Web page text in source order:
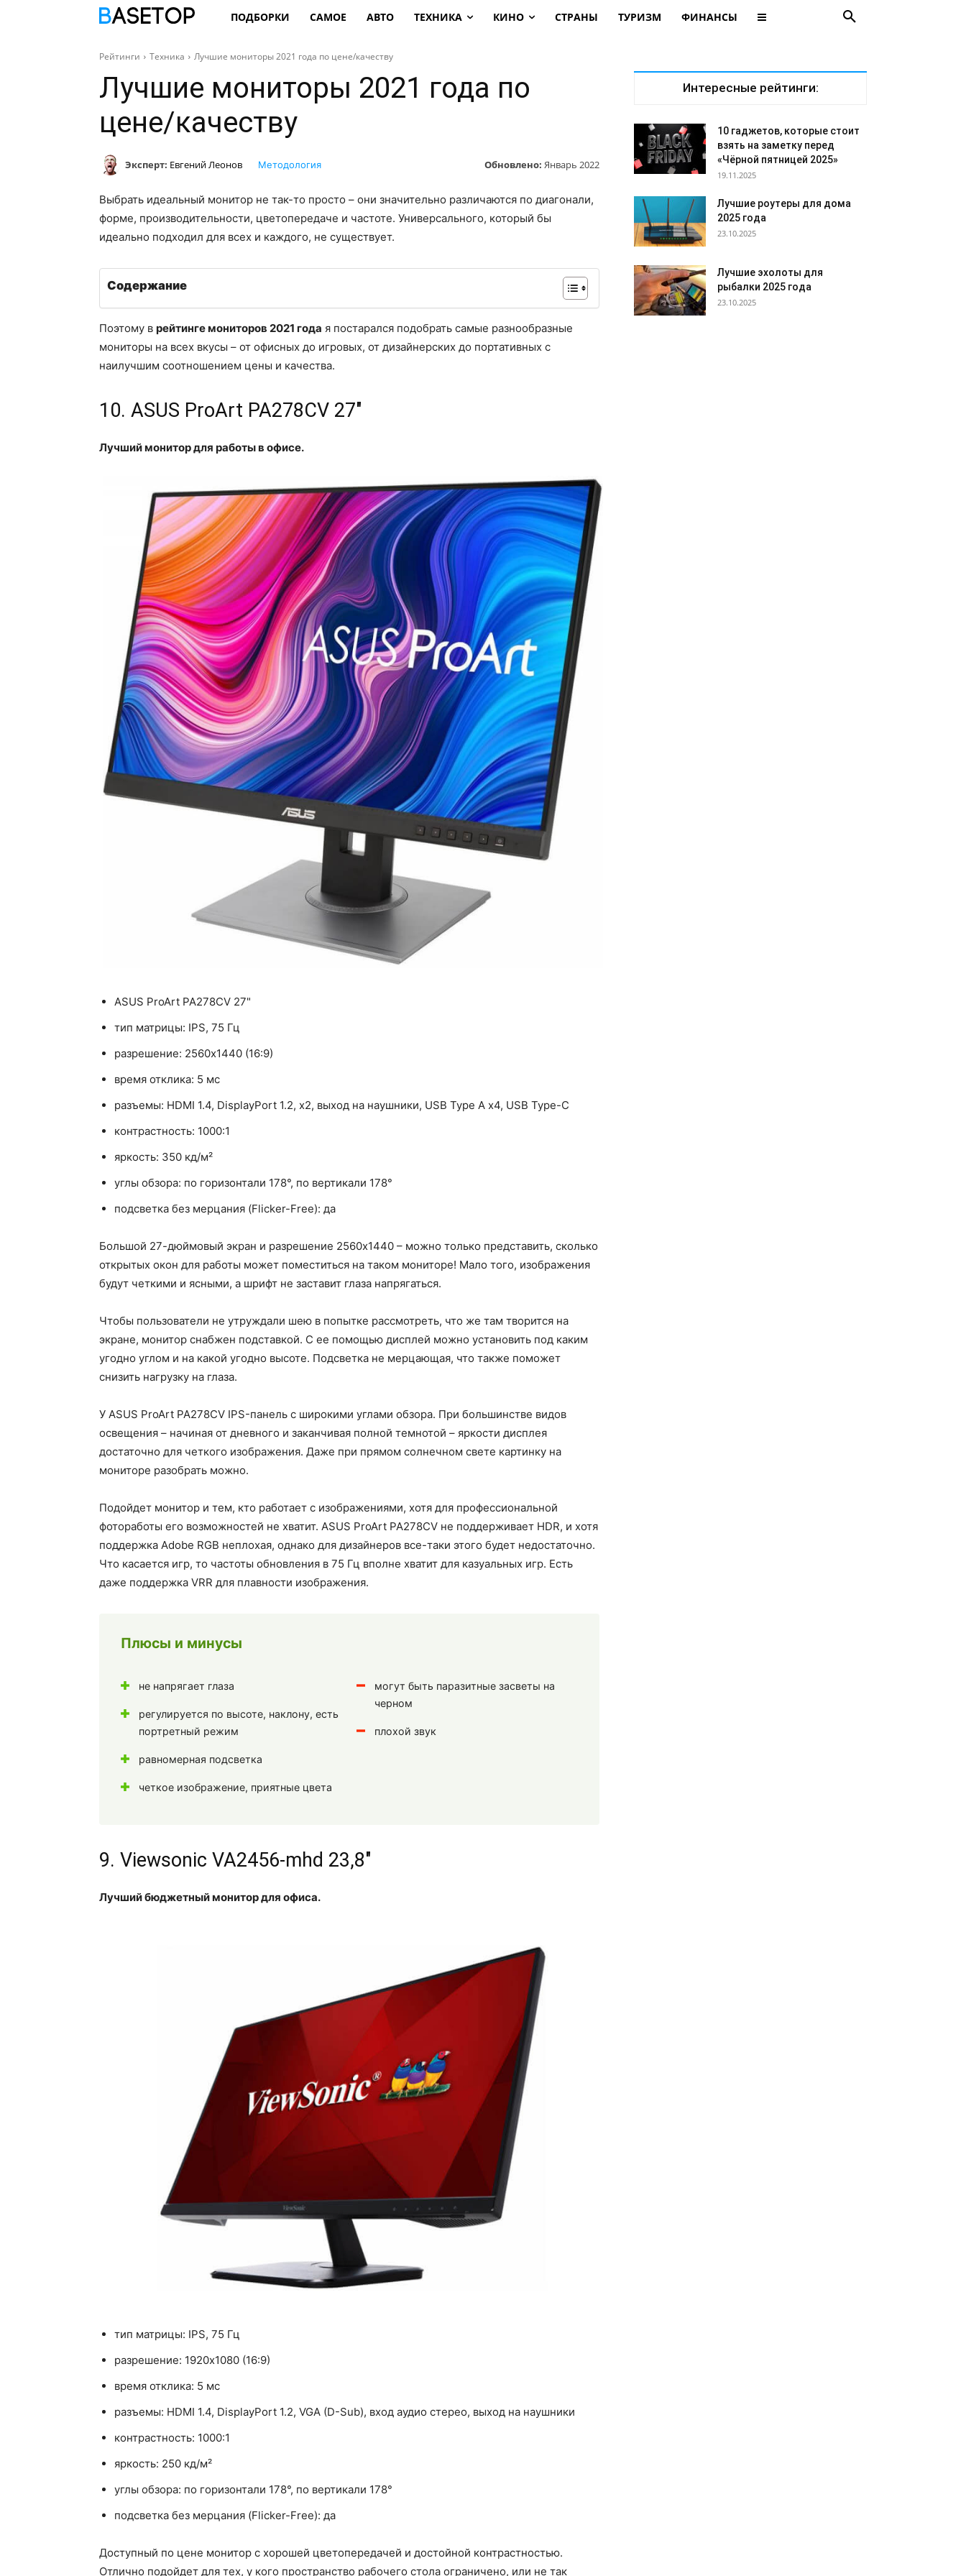
ПОДБОРКИ САМОЕ АВТО ТЕХНИКА КИНО СТРАНЫ ТУРИЗМ ФИНАНСЫ
Рейтинги Техника Лучшие мониторы 2021 года по цене/качеству
Лучшие мониторы 2021 года по
цене/качеству
Эксперт: Евгений Леонов Обновлено: Январь 2022
Методология
Выбрать идеальный монитор не так-то просто – они значительно различаются по диагонали,
форме, производительности, цветопередаче и частоте. Универсального, который бы
идеально подходил для всех и каждого, не существует.
Содержание
Поэтому в рейтинге мониторов 2021 года я постарался подобрать самые разнообразные
мониторы на всех вкусы – от офисных до игровых, от дизайнерских до портативных с
наилучшим соотношением цены и качества.
10. ASUS ProArt PA278CV 27"
Лучший монитор для работы в офисе.
ASUS ProArt PA278CV 27"
тип матрицы: IPS, 75 Гц
разрешение: 2560x1440 (16:9)
время отклика: 5 мс
разъемы: HDMI 1.4, DisplayPort 1.2, x2, выход на наушники, USB Type A x4, USB Type-C
контрастность: 1000:1
яркость: 350 кд/м²
углы обзора: по горизонтали 178°, по вертикали 178°
подсветка без мерцания (Flicker-Free): да
Большой 27-дюймовый экран и разрешение 2560х1440 – можно только представить, сколько
открытых окон для работы может поместиться на таком мониторе! Мало того, изображения
будут четкими и ясными, а шрифт не заставит глаза напрягаться.
Чтобы пользователи не утруждали шею в попытке рассмотреть, что же там творится на
экране, монитор снабжен подставкой. С ее помощью дисплей можно установить под каким
угодно углом и на какой угодно высоте. Подсветка не мерцающая, что также поможет
снизить нагрузку на глаза.
У ASUS ProArt PA278CV IPS-панель с широкими углами обзора. При большинстве видов
освещения – начиная от дневного и заканчивая полной темнотой – яркости дисплея
достаточно для четкого изображения. Даже при прямом солнечном свете картинку на
мониторе разобрать можно.
Подойдет монитор и тем, кто работает с изображениями, хотя для профессиональной
фотоработы его возможностей не хватит. ASUS ProArt PA278CV не поддерживает HDR, и хотя
поддержка Adobe RGB неплохая, однако для дизайнеров все-таки этого будет недостаточно.
Что касается игр, то частоты обновления в 75 Гц вполне хватит для казуальных игр. Есть
даже поддержка VRR для плавности изображения.
Плюсы и минусы
не напрягает глаза
регулируется по высоте, наклону, есть
портретный режим
равномерная подсветка
четкое изображение, приятные цвета
могут быть паразитные засветы на
черном
плохой звук
9. Viewsonic VA2456-mhd 23,8"
Лучший бюджетный монитор для офиса.
тип матрицы: IPS, 75 Гц
разрешение: 1920x1080 (16:9)
время отклика: 5 мс
разъемы: HDMI 1.4, DisplayPort 1.2, VGA (D-Sub), вход аудио стерео, выход на наушники
контрастность: 1000:1
яркость: 250 кд/м²
углы обзора: по горизонтали 178°, по вертикали 178°
подсветка без мерцания (Flicker-Free): да
Доступный по цене монитор с хорошей цветопередачей и достойной контрастностью.
Отлично подойдет для тех, у кого пространство рабочего стола ограничено, или не так
Интересные рейтинги:
10 гаджетов, которые стоит
взять на заметку перед
«Чёрной пятницей 2025»
19.11.2025
Лучшие роутеры для дома
2025 года
23.10.2025
Лучшие эхолоты для
рыбалки 2025 года
23.10.2025